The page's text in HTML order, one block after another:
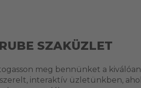
SZAKÜZLET
meg bennünket a kiválóan
interaktív üzletünkben, ahol